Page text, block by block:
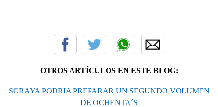
OTROS ARTÍCULOS EN ESTE BLOG:
SORAYA PODRIA PREPARAR UN SEGUNDO VOLUMEN
DE OCHENTA´S